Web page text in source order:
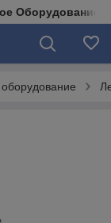
Оборудование